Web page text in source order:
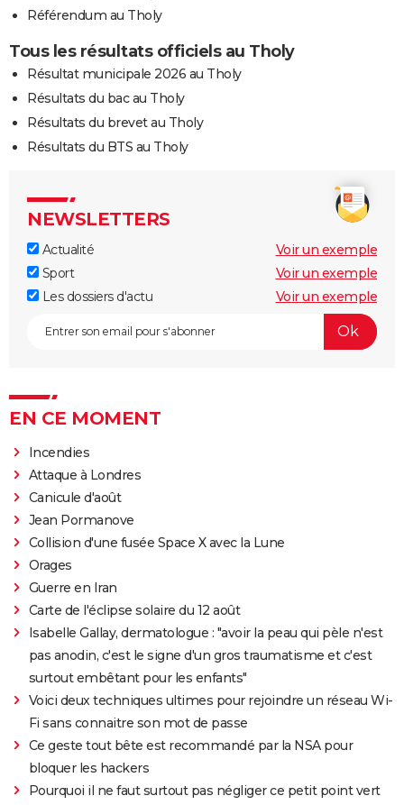
Référendum au Tholy
Tous les résultats officiels au Tholy
Résultat municipale 2026 au Tholy
Résultats du bac au Tholy
Résultats du brevet au Tholy
Résultats du BTS au Tholy
NEWSLETTERS
Actualité
Voir un exemple
Sport
Voir un exemple
Les dossiers d'actu
Voir un exemple
EN CE MOMENT
Incendies
Attaque à Londres
Canicule d'août
Jean Pormanove
Collision d'une fusée Space X avec la Lune
Orages
Guerre en Iran
Carte de l'éclipse solaire du 12 août
Isabelle Gallay, dermatologue : "avoir la peau qui pèle n'est
pas anodin, c'est le signe d'un gros traumatisme et c'est
surtout embêtant pour les enfants"
Voici deux techniques ultimes pour rejoindre un réseau Wi-
Fi sans connaitre son mot de passe
Ce geste tout bête est recommandé par la NSA pour
bloquer les hackers
Pourquoi il ne faut surtout pas négliger ce petit point vert